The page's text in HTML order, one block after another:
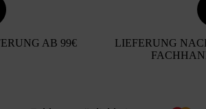
AB 99€
LIEFERUNG